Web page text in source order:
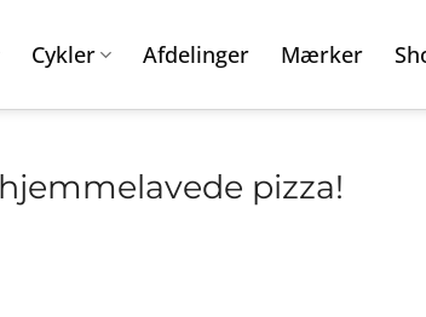
Cykler Afdelinger Mærker
pizza!